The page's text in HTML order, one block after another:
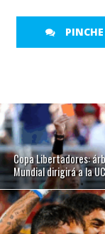
Copa Libertadores:
Mundial dirigirá a la